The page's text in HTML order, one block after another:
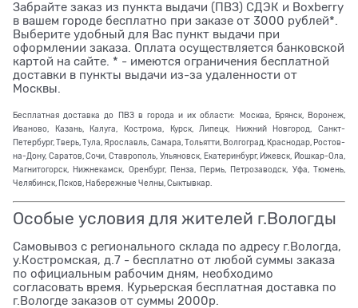
Забрайте заказ из пункта выдачи (ПВЗ) СДЭК и Boxberry
в вашем городе бесплатно при заказе от 3000 рублей*.
Выберите удобный для Вас пункт выдачи при
оформлении заказа. Оплата осуществляется банковской
картой на сайте. * - имеются ограничения бесплатной
доставки в пункты выдачи из-за удаленности от
Москвы.
Бесплатная доставка до ПВЗ в города и их области: Москва, Брянск, Воронеж,
Иваново, Казань, Калуга, Кострома, Курск, Липецк, Нижний Новгород, Санкт-
Петербург, Тверь, Тула, Ярославль, Самара, Тольятти, Волгоград, Краснодар, Ростов-
на-Дону, Саратов, Сочи, Ставрополь, Ульяновск, Екатеринбург, Ижевск, Йошкар-Ола,
Магнитогорск, Нижнекамск, Оренбург, Пенза, Пермь, Петрозаводск, Уфа, Тюмень,
Челябинск, Псков, Набережные Челны, Сыктывкар.
Особые условия для жителей г.Вологды
Самовывоз с регионального склада по адресу г.Вологда,
у.Костромская, д.7 - бесплатно от любой суммы заказа
по официальным рабочим дням, необходимо
согласовать время. Курьерская бесплатная доставка по
г.Вологде заказов от суммы 2000р.